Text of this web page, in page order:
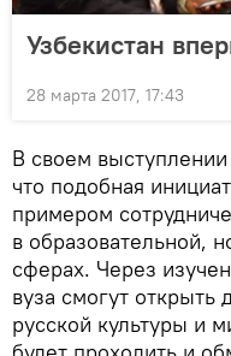
Узбекистан
28 марта 2017, 17:43
В своем
что подобная
примером
в образовательной,
сферах. Через
вуза смогут
русской культуры и